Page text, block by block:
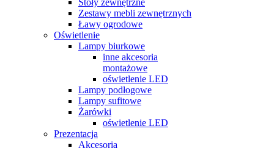
Zestawy mebli zewnętrznych
Ławy ogrodowe
Oświetlenie
Lampy biurkowe
inne akcesoria
montażowe
oświetlenie LED
Lampy podłogowe
Lampy sufitowe
Żarówki
oświetlenie LED
Prezentacja
Akcesoria